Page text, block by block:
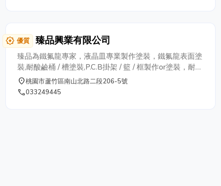
award_star 優質 臻品興業有限公司
臻品為鐵氟龍專家，液晶皿專業製作塗裝，鐵氟龍表面塗
裝,耐酸鹼桶 / 槽塗裝,P.C.B掛架 / 籃 / 框製作or塗裝，耐酸
鹼排風管件塗裝,低高溫熱交換器塗裝,鐵氟龍板內內襯,鐵
氟龍可撓管製作
place桃園市蘆竹區南山北路二段206-5號
phone033249445